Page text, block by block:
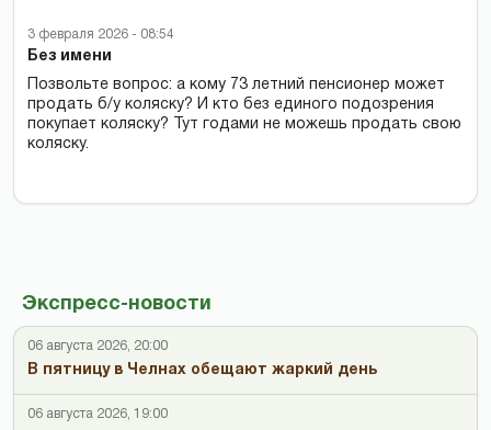
Экспресс-новости
06 августа 2026, 20:00
В пятницу в Челнах обещают жаркий день
06 августа 2026, 19:00
3 февраля 2026 - 08:54
Без имени
Позвольте вопрос: а кому 73 летний пенсионер может
продать б/у коляску? И кто без единого подозрения
покупает коляску? Тут годами не можешь продать свою
коляску.